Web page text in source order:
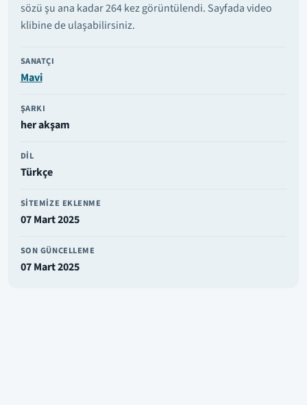
sözü şu ana kadar 264 kez görüntülendi. Sayfada video
klibine de ulaşabilirsiniz.
SANATÇI
Mavi
ŞARKI
her akşam
DIL
Türkçe
SITEMIZE EKLENME
07 Mart 2025
SON GÜNCELLEME
07 Mart 2025